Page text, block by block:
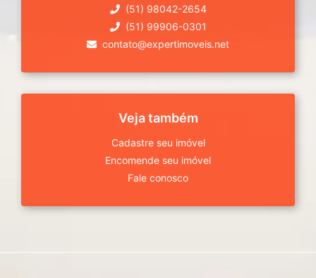
(51) 98042-2654
(51) 99906-0301
contato@expertimoveis.net
Veja também
Cadastre seu imóvel
Encomende seu imóvel
Fale conosco